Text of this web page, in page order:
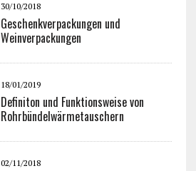
30/10/2018
Geschenkverpackungen und
Weinverpackungen
18/01/2019
Definiton und Funktionsweise von
Rohrbündelwärmetauschern
02/11/2018